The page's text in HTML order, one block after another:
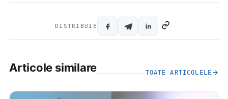
DISTRIBUIE
Articole similare TOATE ARTICOLELE